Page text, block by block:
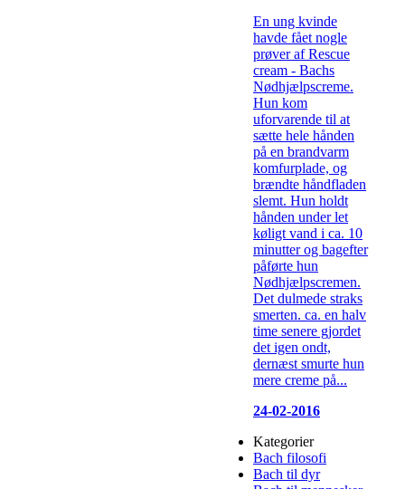
En ung kvinde
havde fået nogle
prøver af Rescue
cream - Bachs
Nødhjælpscreme.
Hun kom
uforvarende til at
sætte hele hånden
på en brandvarm
komfurplade, og
brændte håndfladen
slemt. Hun holdt
hånden under let
køligt vand i ca. 10
minutter og bagefter
påførte hun
Nødhjælpscremen.
Det dulmede straks
smerten. ca. en halv
time senere gjordet
det igen ondt,
dernæst smurte hun
mere creme på...
24-02-2016
Kategorier
Bach filosofi
Bach til dyr